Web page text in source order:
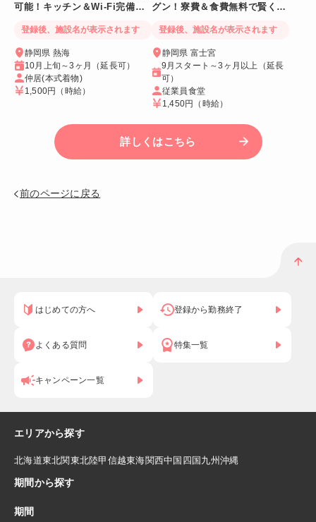
可能！キッチン＆Wi-Fi完備！
登録後、施設名が表示されます
静岡県 熱海
10月上旬～3ヶ月（延長可）
仲居(本式着物)
1,500円 （時給）
グン！寮費＆食費無料で賢く稼
登録後、施設名が表示されます
静岡県 富士宮
9月スタート～3ヶ月以上（延長
可）
従業員食堂
1,450円 （時給）
詳しくはこちら
前のページに戻る
はじめての方へ 登録から勤務終了
よくある質問 特集一覧
キャンペーン一覧
エリアから探す
北海道東北関東北陸甲信越東海関西中国 四国九州沖縄
期間から探す
期間